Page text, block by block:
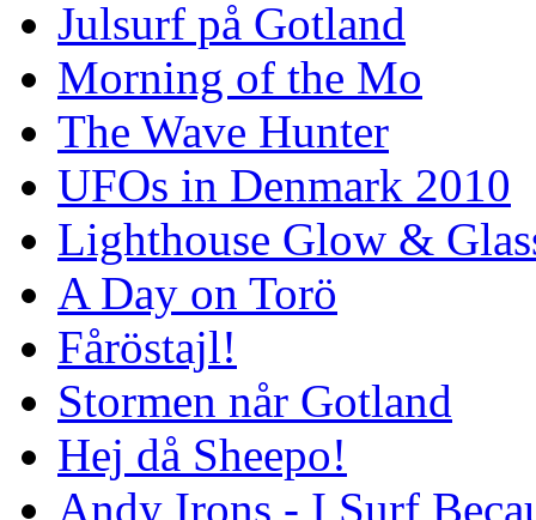
Julsurf på Gotland
Morning of the Mo
The Wave Hunter
UFOs in Denmark 2010
Lighthouse Glow &
A Day on Torö
Fåröstajl!
Stormen når Gotland
Hej då Sheepo!
Andy Irons - I Surf